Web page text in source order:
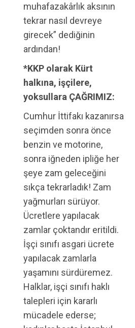
muhafazakârlık aksının
tekrar nasıl devreye
girecek” dediğinin
ardından!
*KKP olarak Kürt
halkına, işçilere,
yoksullara ÇAĞRIMIZ:
Cumhur İttifakı kazanırsa
seçimden sonra önce
benzin ve motorine,
sonra iğneden ipliğe her
şeye zam geleceğini
sıkça tekrarladık! Zam
yağmurları sürüyor.
Ücretlere yapılacak
zamlar çoktandır eritildi.
İşçi sınıfı asgari ücrete
yapılacak zamlarla
yaşamını sürdüremez.
Halklar, işçi sınıfı haklı
talepleri için kararlı
mücadele ederse;